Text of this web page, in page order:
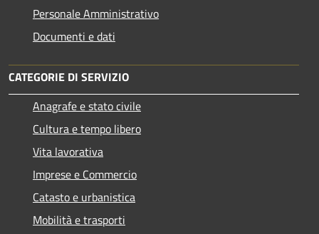
Personale Amministrativo
Documenti e dati
CATEGORIE DI SERVIZIO
Anagrafe e stato civile
Cultura e tempo libero
Vita lavorativa
Imprese e Commercio
Catasto e urbanistica
Mobilità e trasporti